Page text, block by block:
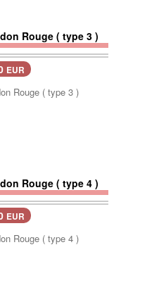
EUR
Rouge ( type 3 )
EUR
Rouge ( type 4 )